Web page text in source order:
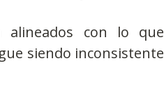
alineados con lo que
siendo inconsistente